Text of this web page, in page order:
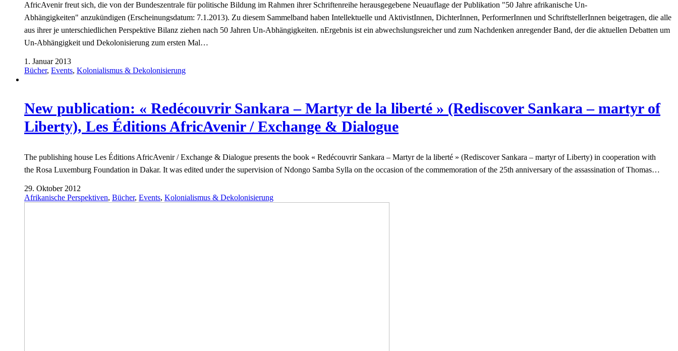
AfricAvenir freut sich, die von der Bundeszentrale für politische Bildung im Rahmen ihrer Schriftenreihe herausgegebene Neuauflage der Publikation "50 Jahre afrikanische Un-
Abhängigkeiten" anzukündigen (Erscheinungsdatum: 7.1.2013). Zu diesem Sammelband haben Intellektuelle und AktivistInnen, DichterInnen, PerformerInnen und SchriftstellerInnen beigetragen, die alle
aus ihrer je unterschiedlichen Perspektive Bilanz ziehen nach 50 Jahren Un-Abhängigkeiten. nErgebnis ist ein abwechslungsreicher und zum Nachdenken anregender Band, der die aktuellen Debatten um
Un-Abhängigkeit und Dekolonisierung zum ersten Mal…
1. Januar 2013
Bücher, Events, Kolonialismus & Dekolonisierung
New publication: « Redécouvrir Sankara – Martyr de la liberté » (Rediscover Sankara – martyr of
Liberty), Les Éditions AfricAvenir / Exchange & Dialogue
The publishing house Les Éditions AfricAvenir / Exchange & Dialogue presents the book « Redécouvrir Sankara – Martyr de la liberté » (Rediscover Sankara – martyr of Liberty) in cooperation with
the Rosa Luxemburg Foundation in Dakar. It was edited under the supervision of Ndongo Samba Sylla on the occasion of the commemoration of the 25th anniversary of the assassination of Thomas…
29. Oktober 2012
Afrikanische Perspektiven, Bücher, Events, Kolonialismus & Dekolonisierung